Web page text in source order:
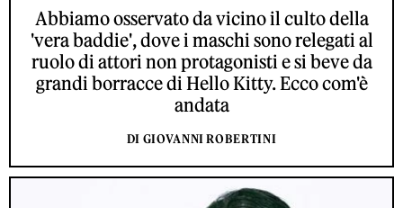
Abbiamo osservato da vicino il culto della
'vera baddie', dove i maschi sono relegati al
ruolo di attori non protagonisti e si beve da
grandi borracce di Hello Kitty. Ecco com'è
andata
DI GIOVANNI ROBERTINI